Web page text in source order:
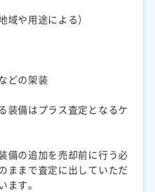
域や用途による）
どの架装
装備はプラス査定となるケ
備の追加を売却前に行う必
ままで査定に出していただ
ます。